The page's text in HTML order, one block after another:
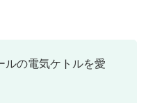
ルの電気ケトルを愛